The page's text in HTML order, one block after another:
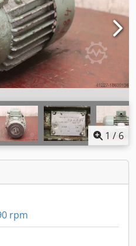
1 /6
rpm